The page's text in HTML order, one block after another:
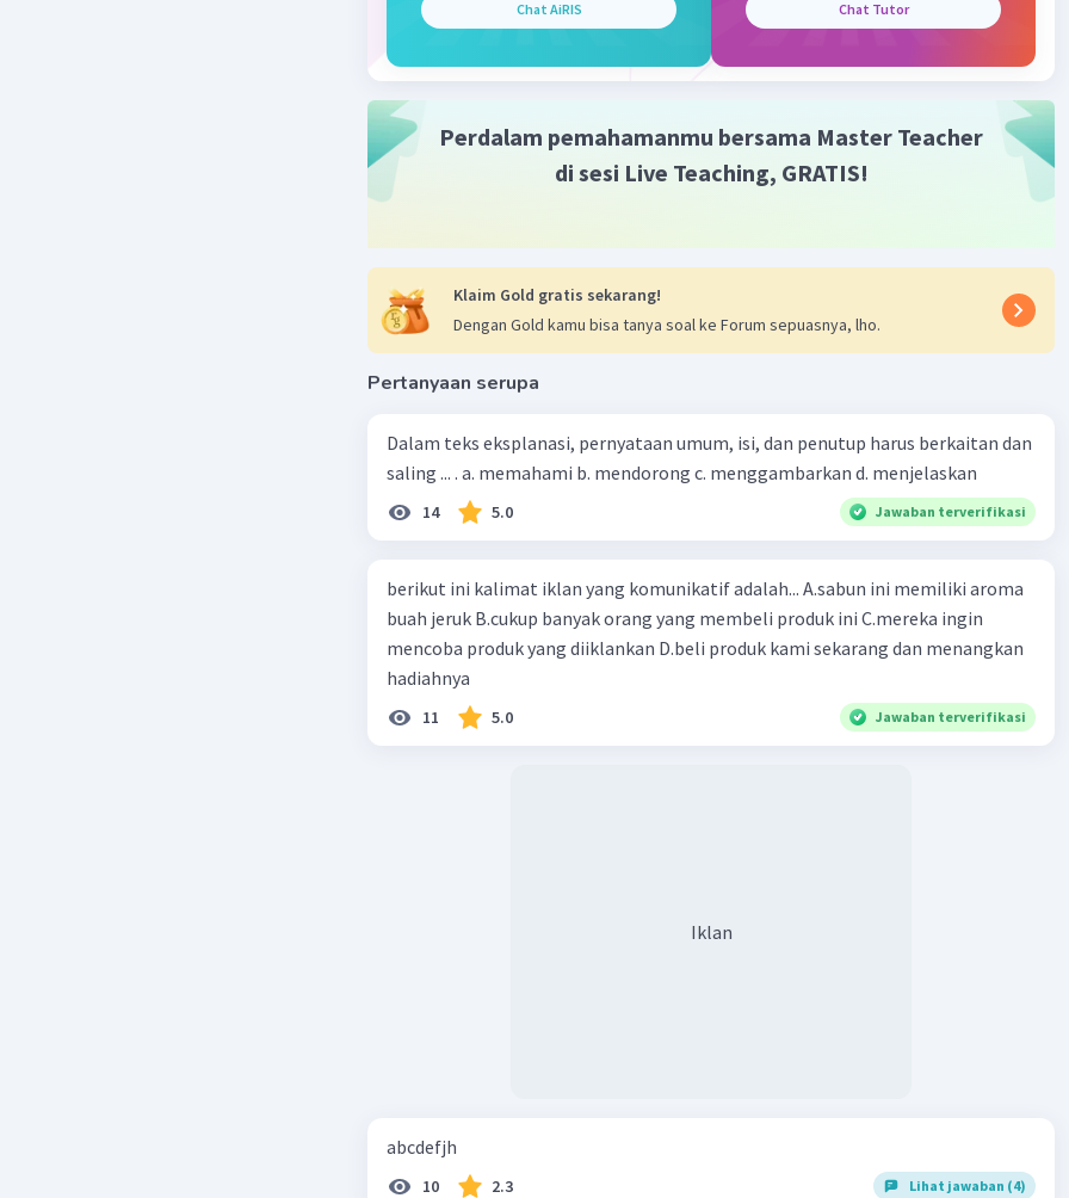
Chat AiRIS Chat Tutor
Perdalam pemahamanmu bersama Master Teacher
di sesi Live Teaching, GRATIS!
Klaim Gold gratis sekarang!
Dengan Gold kamu bisa tanya soal ke Forum sepuasnya, lho.
Pertanyaan serupa
Dalam teks eksplanasi, pernyataan umum, isi, dan penutup harus berkaitan dan
saling ... . a. memahami b. mendorong c. menggambarkan d. menjelaskan
14 5.0 Jawaban terverifikasi
berikut ini kalimat iklan yang komunikatif adalah... A.sabun ini memiliki aroma
buah jeruk B.cukup banyak orang yang membeli produk ini C.mereka ingin
mencoba produk yang diiklankan D.beli produk kami sekarang dan menangkan
hadiahnya
11 5.0 Jawaban terverifikasi
Iklan
abcdefjh
10 2.3 Lihat jawaban (4)